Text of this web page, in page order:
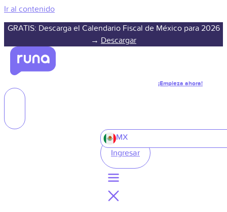
Ir al contenido
GRATIS: Descarga el Calendario Fiscal de México para 2026
→ Descargar
¡Empieza ahora!
MX
Ingresar